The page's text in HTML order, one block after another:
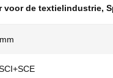
voor de textielindustrie,